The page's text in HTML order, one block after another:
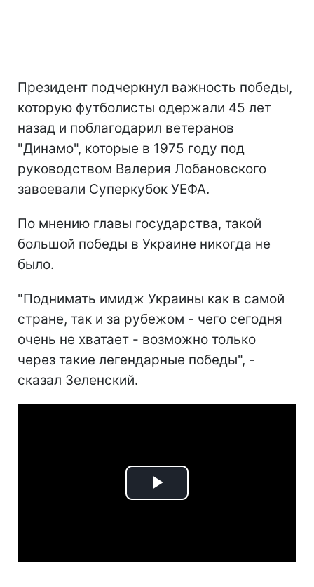
Президент подчеркнул важность победы,
которую футболисты одержали 45 лет
назад и поблагодарил ветеранов
"Динамо", которые в 1975 году под
руководством Валерия Лобановского
завоевали Суперкубок УЕФА.
По мнению главы государства, такой
большой победы в Украине никогда не
было.
"Поднимать имидж Украины как в самой
стране, так и за рубежом - чего сегодня
очень не хватает - возможно только
через такие легендарные победы", -
сказал Зеленский.
Play